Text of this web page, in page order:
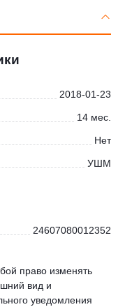
2018-01-23
14 мес.
Нет
УШМ
24607080012352
право изменять
вид и
уведомления